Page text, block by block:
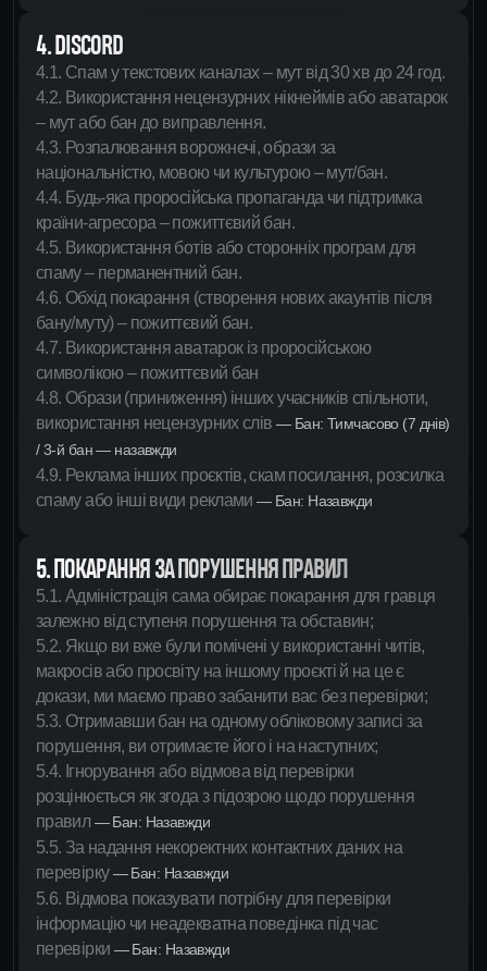
4. DISCORD
4.1. Спам у текстових каналах – мут від 30 хв до 24 год.
4.2. Використання нецензурних нікнеймів або аватарок
– мут або бан до виправлення.
4.3. Розпалювання ворожнечі, образи за
національністю, мовою чи культурою – мут/бан.
4.4. Будь-яка проросійська пропаганда чи підтримка
країни-агресора – пожиттєвий бан.
4.5. Використання ботів або сторонніх програм для
спаму – перманентний бан.
4.6. Обхід покарання (створення нових акаунтів після
бану/муту) – пожиттєвий бан.
4.7. Використання аватарок із проросійською
символікою – пожиттєвий бан
4.8. Образи (приниження) інших учасників спільноти,
використання нецензурних слів — Бан: Тимчасово (7 днів)
/ 3-й бан — назавжди
4.9. Реклама інших проєктів, скам посилання, розсилка
спаму або інші види реклами— Бан: Назавжди
5. ПОКАРАННЯ ЗА ПОРУШЕННЯ ПРАВИЛ
5.1. Адміністрація сама обирає покарання для гравця
залежно від ступеня порушення та обставин;
5.2. Якщо ви вже були помічені у використанні читів,
макросів або просвіту на іншому проєкті й на це є
докази, ми маємо право забанити вас без перевірки;
5.3. Отримавши бан на одному обліковому записі за
порушення, ви отримаєте його і на наступних;
5.4. Ігнорування або відмова від перевірки
розцінюється як згода з підозрою щодо порушення
правил — Бан: Назавжди
5.5. За надання некоректних контактних даних на
перевірку— Бан: Назавжди
5.6. Відмова показувати потрібну для перевірки
інформацію чи неадекватна поведінка під час
перевірки — Бан: Назавжди